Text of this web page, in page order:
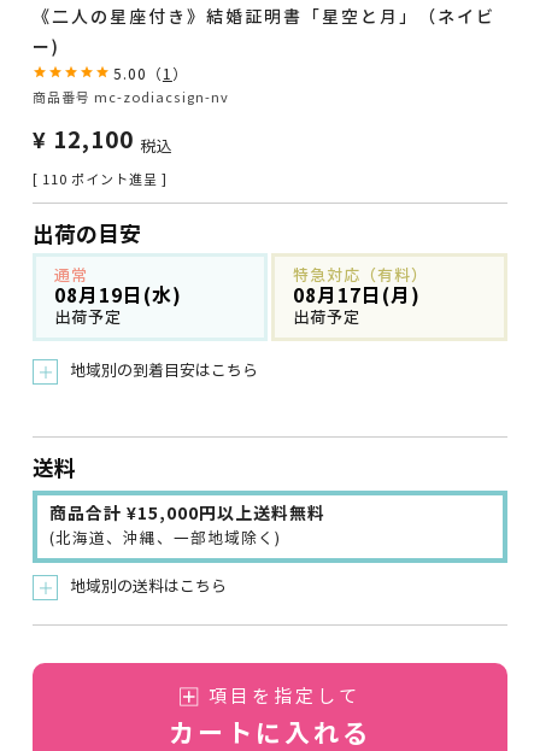
《二人の星座付き》結婚証明書「星空と月」（ネイビ
ー)
5.00 （ 1 ）
商品番号 mc-zodiacsign-nv
¥ 12,100 税込
[ 110 ポイント進呈 ]
出荷の目安
通常
08月19日(水)
出荷予定
特急対応（有料）
08月17日(月)
出荷予定
＋ 地域別の到着目安はこちら
送料
商品合計 ¥15,000円以上送料無料
(北海道、沖縄、一部地域除く)
＋ 地域別の送料はこちら
項目を指定して
カートに入れる